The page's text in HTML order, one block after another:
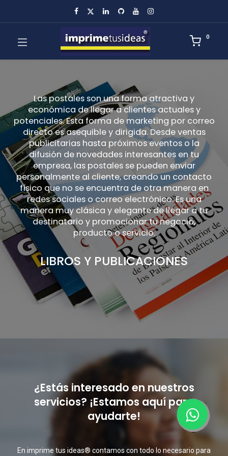
0
Las postales son una forma atractiva y
económica de llegar a clientes actuales y
potenciales. Esta forma de marketing por correo
directo es asequible y dirigida. Desde ventas
publicitarias hasta próximos eventos o la
difusión de novedades interesantes en tu
empresa, las postales se pueden enviar
personalmente al cliente, creando un contacto
físico que no se encuentra de otra manera en
redes sociales o correo electrónico. Es una
manera muy clásica y elegante de llegar a tu
destinatario y promocionar tu negocio,
producto o servicio.
LIBROS Y PUBLICACIONES
¿Estás interesado en nuestros
servicios? ¡Estamos aquí para
ayudarte!
En imprime tus ideas® contamos con todo lo necesario para